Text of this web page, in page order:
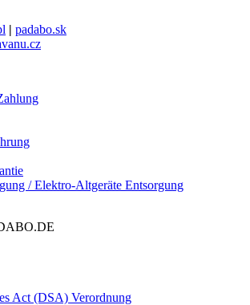
| padabo.sk
/ Elektro-Altgeräte Entsorgung
Act (DSA) Verordnung